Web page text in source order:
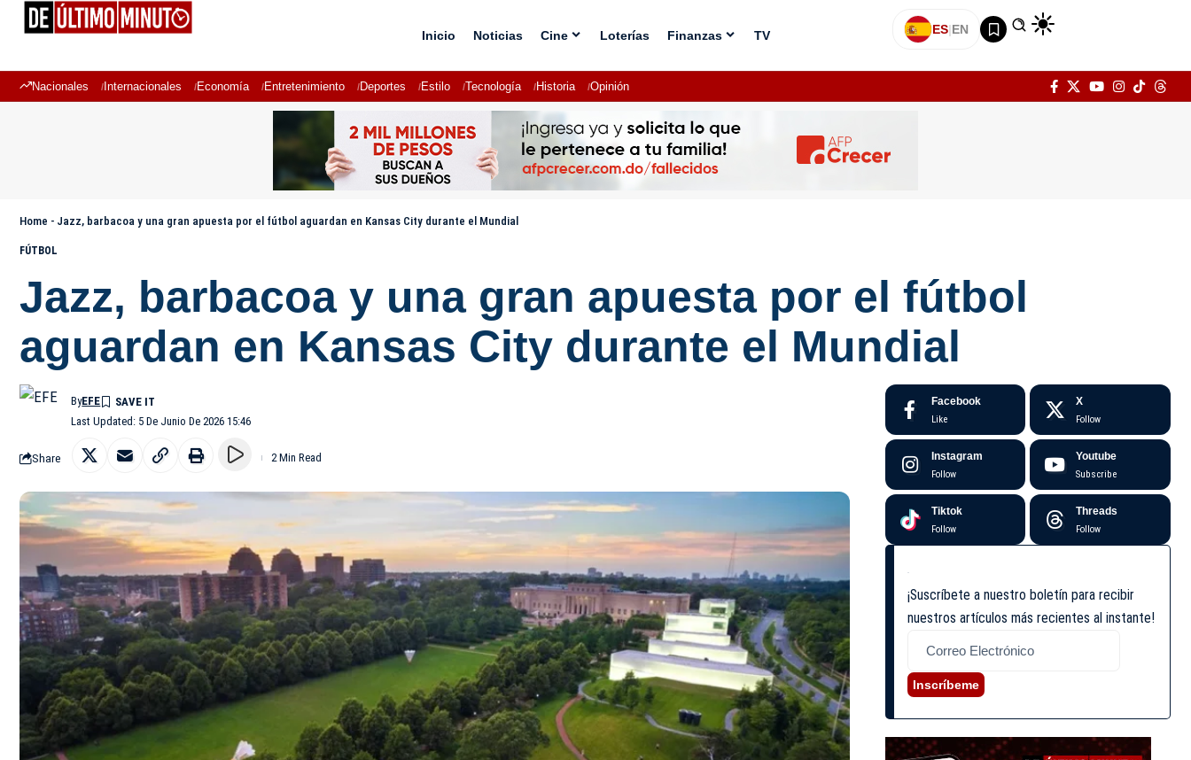
Inicio Noticias Cine Loterías Finanzas TV ES|EN
Nacionales Internacionales Economía Entretenimiento Deportes Estilo Tecnología Historia Opinión
Home - Jazz, barbacoa y una gran apuesta por el fútbol aguardan en Kansas City durante el Mundial
FÚTBOL
Jazz, barbacoa y una gran apuesta por el fútbol
aguardan en Kansas City durante el Mundial
Last Updated: 5 De Junio De 2026 15:46
ByEFE
Share 2 Min Read
Facebook
Like
X
Follow
Instagram
Follow
Youtube
Subscribe
Tiktok
Follow
Threads
Follow
¡Suscríbete a nuestro boletín para recibir
nuestros artículos más recientes al instante!
Inscríbeme